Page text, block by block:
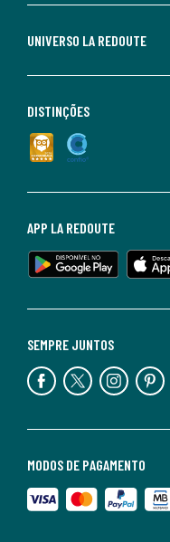
UNIVERSO LA REDOUTE
MODOS DE PAGAMENTO
SEMPRE JUNTOS
APP LA REDOUTE
DISTINÇÕES